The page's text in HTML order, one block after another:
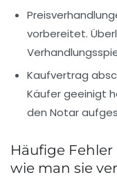
vorbereitet.
Kaufvertrag
Käufer geeinigt
den Notar
Häufige
wie man sie